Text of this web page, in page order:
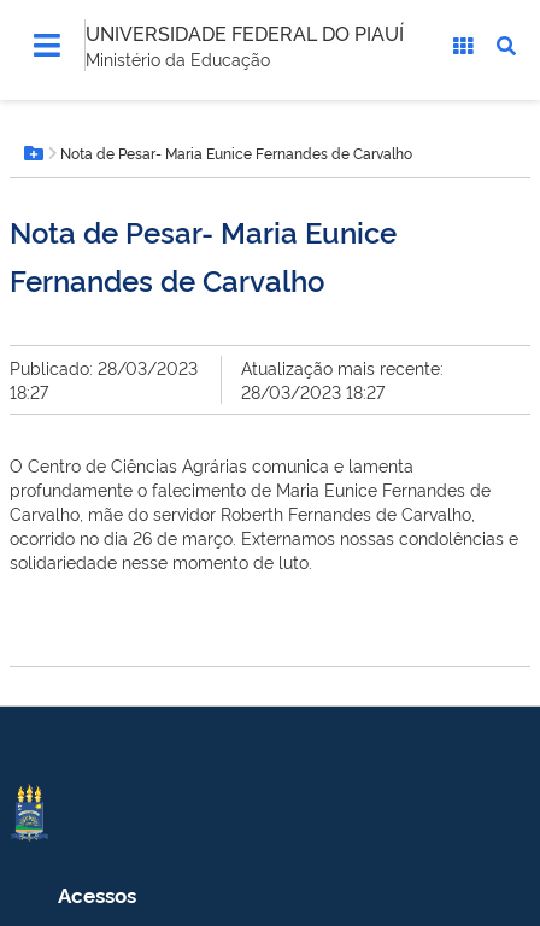
UNIVERSIDADE FEDERAL DO PIAUÍ
Ministério da Educação
está
aqui:Botão Menu
Nota de Pesar- Maria Eunice Fernandes de Carvalho
Nota de Pesar- Maria Eunice
Fernandes de Carvalho
Publicado: 28/03/2023
18:27
Atualização mais recente:
28/03/2023 18:27
O Centro de Ciências Agrárias comunica e lamenta
profundamente o falecimento de Maria Eunice Fernandes de
Carvalho, mãe do servidor Roberth Fernandes de Carvalho,
ocorrido no dia 26 de março. Externamos nossas condolências e
solidariedade nesse momento de luto.
Acessos